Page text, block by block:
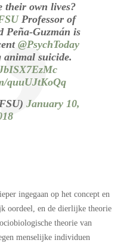
their own lives?
Professor of
Peña-Guzmán is
@PsychToday
animal suicide.
quuUJtKoQq
January 10,
ingegaan op het concept en
oordeel, en de dierlijke theorie
theorie van
menselijke individuen